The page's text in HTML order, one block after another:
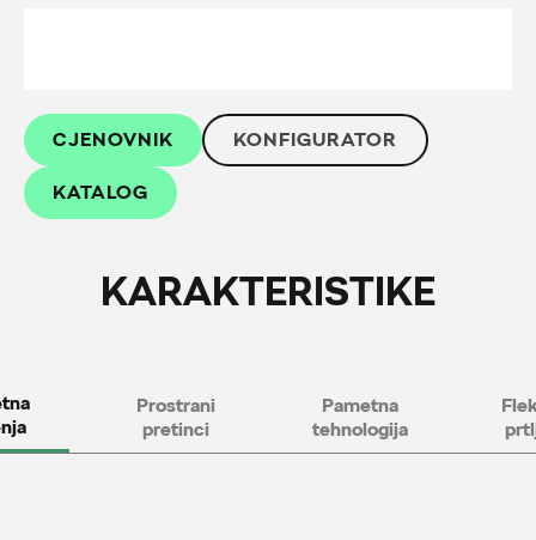
CJENOVNIK KONFIGURATOR
KATALOG
KARAKTERISTIKE
Prostrani
pretinci
Pametna
tehnologija